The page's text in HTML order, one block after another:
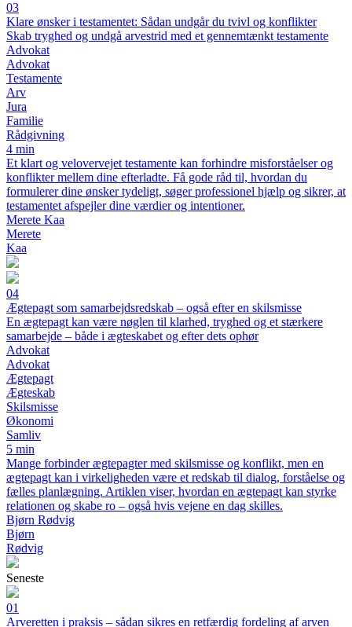
03
Klare ønsker i testamentet: Sådan undgår du tvivl og konflikter
Skab tryghed og undgå arvestrid med et gennemtænkt testamente
Advokat
Advokat
Testamente
Arv
Jura
Familie
Rådgivning
4 min
Et klart og velovervejet testamente kan forhindre misforståelser og
konflikter mellem dine efterladte. Få gode råd til, hvordan du
formulerer dine ønsker tydeligt, søger professionel hjælp og sikrer, at
testamentet afspejler dine værdier og intentioner.
Merete Kaa
Merete
Kaa
04
Ægtepagt som samarbejdsredskab – også efter en skilsmisse
En ægtepagt kan være nøglen til klarhed, tryghed og et stærkere
samarbejde – både i ægteskabet og efter dets ophør
Advokat
Advokat
Ægtepagt
Ægteskab
Skilsmisse
Økonomi
Samliv
5 min
Mange forbinder ægtepagter med skilsmisse og konflikt, men en
ægtepagt kan i virkeligheden være et redskab til dialog, forståelse og
fælles planlægning. Artiklen viser, hvordan en ægtepagt kan styrke
relationen og skabe ro – også hvis vejene en dag skilles.
Bjørn Rødvig
Bjørn
Rødvig
Seneste
01
Arveretten i praksis – sådan sikres en retfærdig fordeling af arven